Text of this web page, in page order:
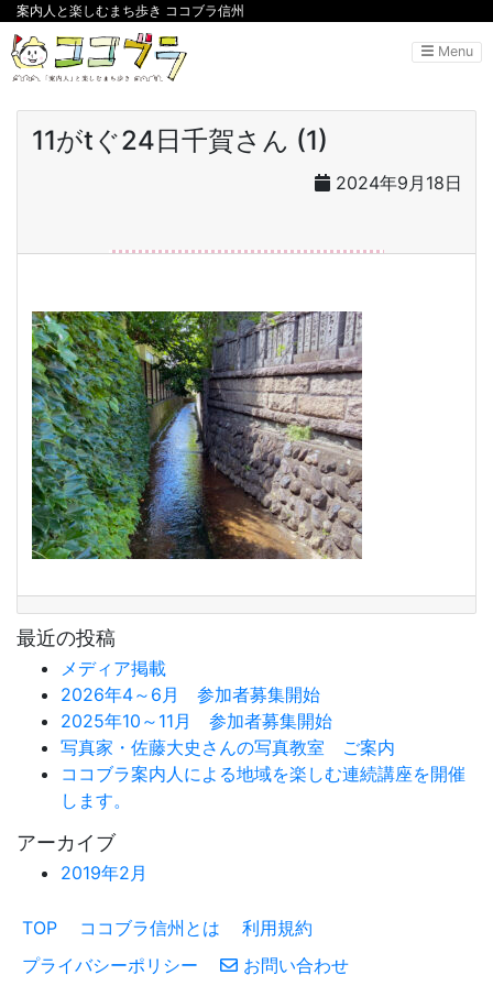
案内人と楽しむまち歩き ココブラ信州
Menu
11がtぐ24日千賀さん (1)
2024年9月18日
最近の投稿
メディア掲載
2026年4～6月 参加者募集開始
2025年10～11月 参加者募集開始
写真家・佐藤大史さんの写真教室 ご案内
ココブラ案内人による地域を楽しむ連続講座を開催
します。
アーカイブ
2019年2月
TOP ココブラ信州とは
利用規約
プライバシーポリシー
お問い合わせ